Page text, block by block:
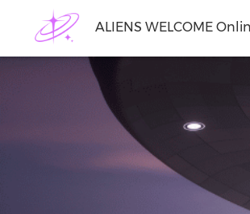
ALIENS WELCOME